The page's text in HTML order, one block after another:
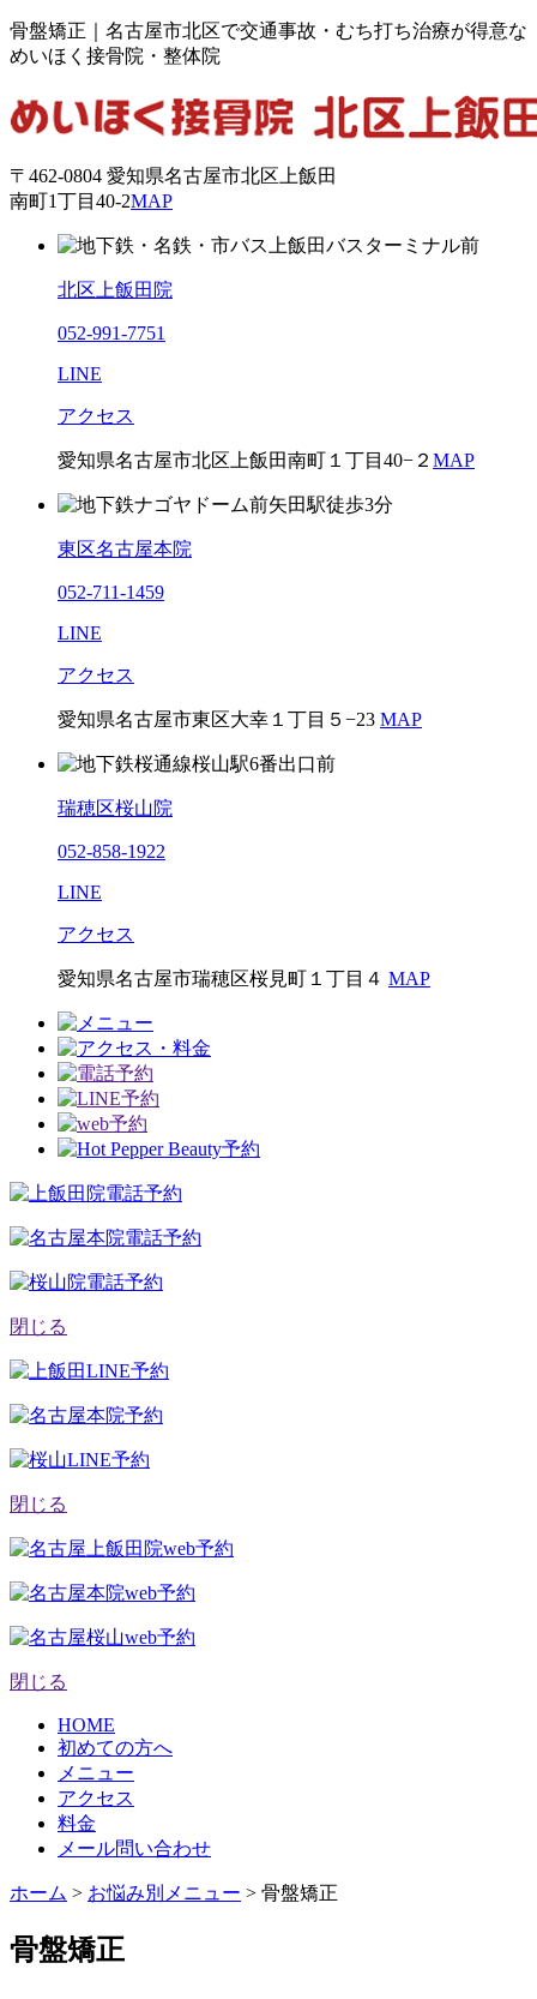
骨盤矯正｜名古屋市北区で交通事故・むち打ち治療が得意な
めいほく接骨院・整体院
〒462-0804 愛知県名古屋市北区上飯田
南町1丁目40-2MAP
北区上飯田院
052-991-7751
LINE
アクセス
愛知県名古屋市北区上飯田南町１丁目40−２ MAP
東区名古屋本院
052-711-1459
LINE
アクセス
愛知県名古屋市東区大幸１丁目５−23 MAP
瑞穂区桜山院
052-858-1922
LINE
アクセス
愛知県名古屋市瑞穂区桜見町１丁目４ MAP
閉じる
閉じる
閉じる
HOME
初めての方へ
メニュー
アクセス
料金
メール問い合わせ
ホーム > お悩み別メニュー > 骨盤矯正
骨盤矯正